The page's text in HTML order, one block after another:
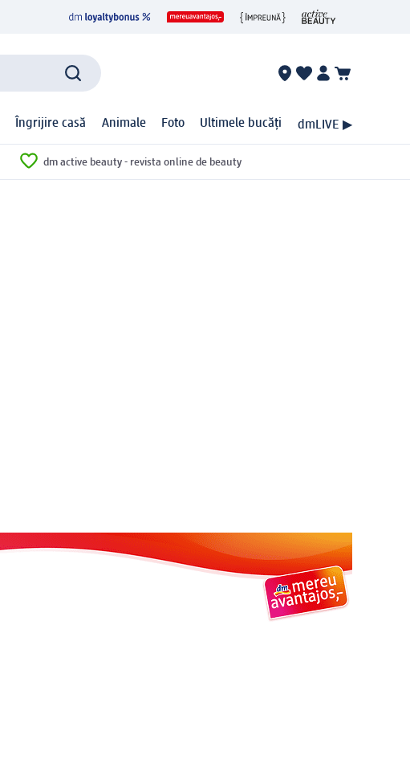
Îngrijire casă Animale Foto Ultimele bucăți dmLIVE ▶
dm active beauty - revista online de beauty